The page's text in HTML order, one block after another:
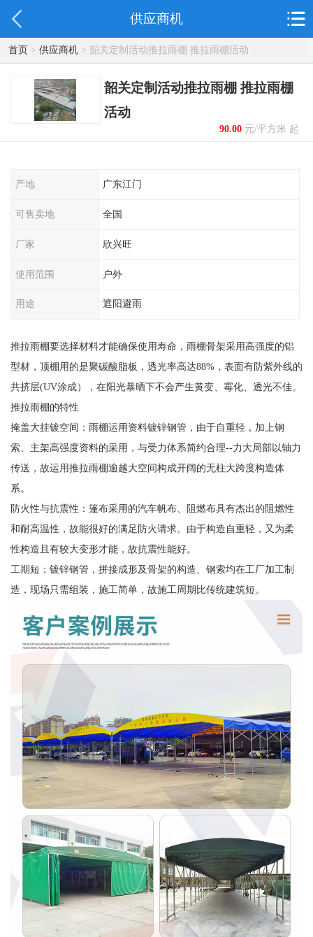
供应商机
首页> 供应商机> 韶关定制活动推拉雨棚 推拉雨棚活动
韶关定制活动推拉雨棚 推拉雨棚
活动
90.00元/平方米 起
产地 广东江门
可售卖地 全国
厂家 欣兴旺
使用范围 户外
用途 遮阳避雨
推拉雨棚要选择材料才能确保使用寿命，雨棚骨架采用高强度的铝
型材，顶棚用的是聚碳酸脂板，透光率高达88%，表面有防紫外线的
共挤层(UV涂成），在阳光暴晒下不会产生黄变、霉化、透光不佳。
推拉雨棚的特性
掩盖大挂镀空间：雨棚运用资料镀锌钢管，由于自重轻，加上钢
索、主架高强度资料的采用，与受力体系简约合理--力大局部以轴力
传送，故运用推拉雨棚逾越大空间构成开阔的无柱大跨度构造体
系。
防火性与抗震性：篷布采用的汽车帆布、阻燃布具有杰出的阻燃性
和耐高温性，故能很好的满足防火请求。由于构造自重轻，又为柔
性构造且有较大变形才能，故抗震性能好。
工期短：镀锌钢管，拼接成形及骨架的构造、钢索均在工厂加工制
造，现场只需组装，施工简单，故施工周期比传统建筑短。